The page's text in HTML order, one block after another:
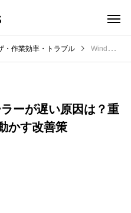
・作業効率・トラブル Windowsエクスプローラーが遅い原因は？重くなる要因とサクサク動かす改善策
ーが遅い原因は？重
かす改善策